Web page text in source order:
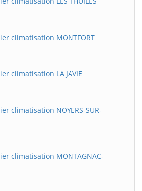
climatisation MONTFORT
climatisation LA JAVIE
climatisation NOYERS-SUR-
climatisation MONTAGNAC-